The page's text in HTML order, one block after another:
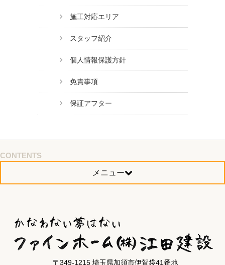
施工対応エリア
スタッフ紹介
個人情報保護方針
免責事項
保証アフター
CONTENTS
メニュー
〒349-1215 埼玉県加須市伊賀袋41番地